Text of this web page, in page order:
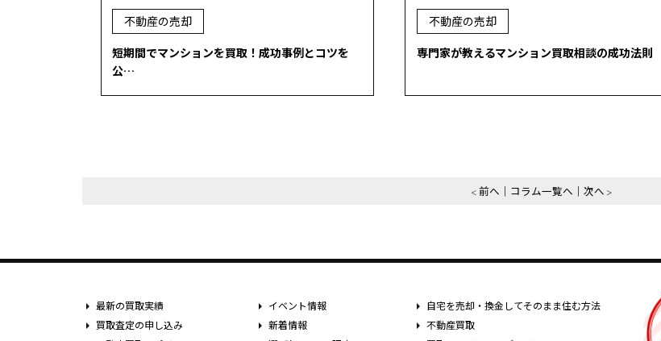
不動産の売却
短期間でマンションを買取！成功事例とコツを
公…
不動産の売却
専門家が教えるマンション買取相談の成功法則
前へ コラム一覧へ 次へ
最新の買取実績
買取査定の申し込み
イベント情報
新着情報
自宅を売却・換金してそのまま住む方法
不動産買取